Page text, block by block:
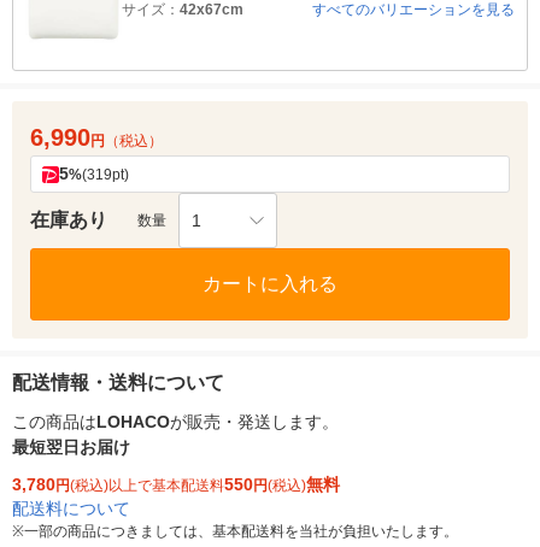
サイズ： 42x67cm すべてのバリエーションを見る
6,990円 （税込）
5%(319pt)
在庫あり 数量 1
カートに入れる
配送情報・送料について
この商品はLOHACOが販売・発送します。
最短翌日お届け
3,780円(税込)以上で基本配送料550円(税込)無料
配送料について
※一部の商品につきましては、基本配送料を当社が負担いたします。